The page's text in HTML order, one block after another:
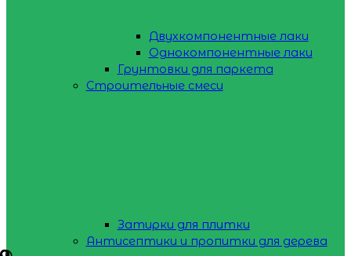
Двухкомпонентные лаки
Однокомпонентные лаки
Грунтовки для паркета
Строительные смеси
Затирки для плитки
Антисептики и пропитки для дерева